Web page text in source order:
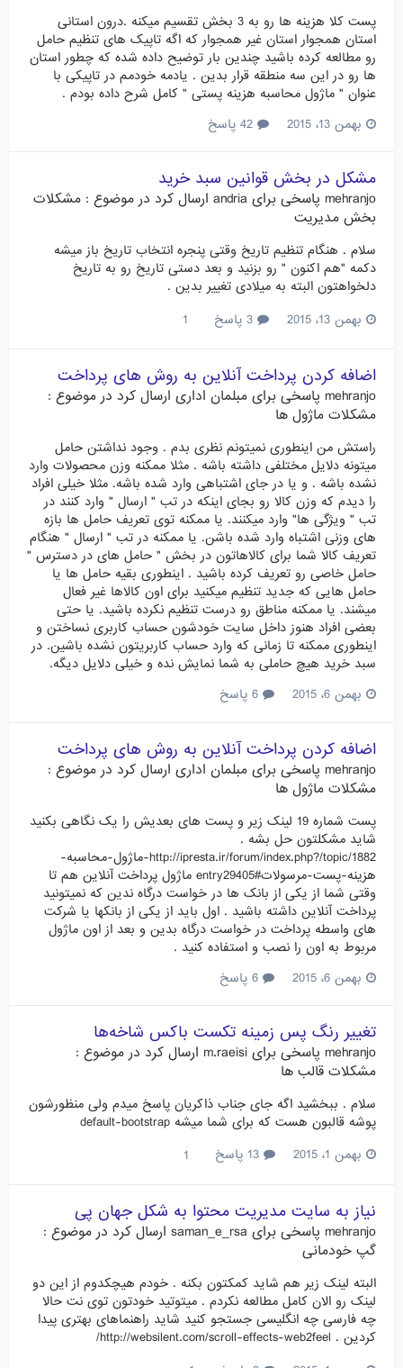
پست کلا هزینه ها رو به 3 بخش تقسیم میکنه .درون استانی
استان همجوار استان غیر همجوار که اگه تاپیک های تنظیم حامل
رو مطالعه کرده باشید چندین بار توضیح داده شده که چطور استان
ها رو در این سه منطقه قرار بدین . یادمه خودمم در تاپیکی با
عنوان " ماژول محاسبه هزینه پستی " کامل شرح داده بودم .
بهمن 13، 2015
مشکل در بخش قوانین سبد خرید
mehranjo پاسخی برای andria ارسال کرد در موضوع : مشکلات
بخش مدیریت
سلام . هنگام تنظیم تاریخ وقتی پنجره انتخاب تاریخ باز میشه
دکمه "هم اکنون " رو بزنید و بعد دستی تاریخ رو به تاریخ
دلخواهتون البته به میلادی تغییر بدین .
بهمن 13، 2015
1
اضافه کردن پرداخت آنلاین به روش های پرداخت
mehranjo پاسخی برای مبلمان اداری ارسال کرد در موضوع :
مشکلات ماژول ها
راستش من اینطوری نمیتونم نظری بدم . وجود نداشتن حامل
میتونه دلایل مختلفی داشته باشه . مثلا ممکنه وزن محصولات وارد
نشده باشه . و یا در جای اشتباهی وارد شده باشه. مثلا خیلی افراد
را دیدم که وزن کالا رو بجای اینکه در تب " ارسال " وارد کنند در
تب " ویژگی ها" وارد میکنند. یا ممکنه توی تعریف حامل ها بازه
های وزنی اشتباه وارد شده باشن. یا ممکنه در تب " ارسال " هنگام
تعریف کالا شما برای کالاهاتون در بخش " حامل های در دسترس "
حامل خاصی رو تعریف کرده باشید . اینطوری بقیه حامل ها یا
حامل هایی که جدید تنظیم میکنید برای اون کالاها غیر فعال
میشند. یا ممکنه مناطق رو درست تنظیم نکرده باشید. یا حتی
بعضی افراد هنوز داخل سایت خودشون حساب کاربری نساختن و
اینطوری ممکنه تا زمانی که وارد حساب کاربریتون نشده باشین. در
سبد خرید هیچ حاملی به شما نمایش نده و خیلی دلایل دیگه.
بهمن 6، 2015
اضافه کردن پرداخت آنلاین به روش های پرداخت
mehranjo پاسخی برای مبلمان اداری ارسال کرد در موضوع :
مشکلات ماژول ها
پست شماره 19 لینک زیر و پست های بعدیش را یک نگاهی بکنید
شاید مشکلتون حل بشه .
http://ipresta.ir/forum/index.php?/topic/1882-ماژول-محاسبه-
هزينه-پست-مرسولات#entry29405 ماژول پرداخت آنلاین هم تا
وقتی شما از یکی از بانک ها در خواست درگاه ندین که نمیتونید
پرداخت آنلاین داشته باشید . اول باید از یکی از بانکها یا شرکت
های واسطه پرداخت در خواست درگاه بدین و بعد از اون ماژول
مربوط به اون را نصب و استفاده کنید .
بهمن 6، 2015
تغییر رنگ پس زمینه تکست باکس شاخه‌ها
mehranjo پاسخی برای m.raeisi ارسال کرد در موضوع :
مشکلات قالب ها
سلام . ببخشید اگه جای جناب ذاکریان پاسخ میدم ولی منظورشون
پوشه قالبون هست که برای شما میشه default-bootstrap
بهمن 1، 2015
1
نیاز به سایت مدیریت محتوا به شکل جهان پی
mehranjo پاسخی برای saman_e_rsa ارسال کرد در موضوع :
گپ خودمانی
البته لینک زیر هم شاید کمکتون بکنه . خودم هیچکدوم از این دو
لینک رو الان کامل مطالعه نکردم . میتوتید خودتون توی نت حالا
چه فارسی چه انگلیسی جستجو کنید شاید راهنماهای بهتری پیدا
کردین . http://websilent.com/scroll-effects-web2feel/